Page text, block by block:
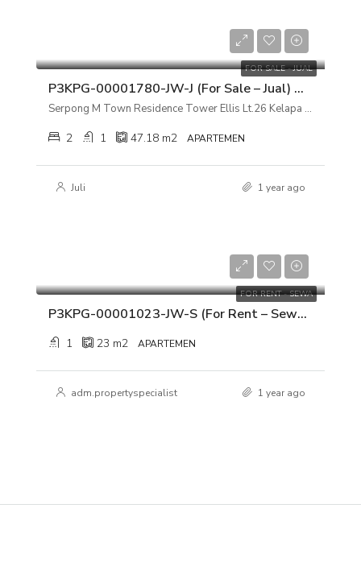
FOR SALE - JUAL
P3KPG-00001780-JW-J (For Sale – Jual) Apartemen Serpong M Town Residence Tower Ellis Lt.26 Kelapa Dua, Tangerang, Banten
Serpong M Town Residence Tower Ellis Lt.26 Kelapa Dua, Tangerang, Banten
2 1 47.18 m2 APARTEMEN
Juli 1 year ago
FOR RENT - SEWA
P3KPG-00001023-JW-S (For Rent – Sewa) Apartemen Serpong M Town Residence Tower Carmel Lt.28 Kelapa Dua, Tangerang, Banten
1 23 m2 APARTEMEN
adm.propertyspecialist 1 year ago